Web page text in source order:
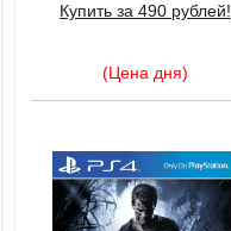
Купить за 490 рублей!
(Цена дня)